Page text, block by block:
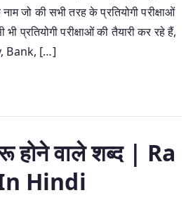
जो की सभी तरह के प्रतियोगी परीक्षाओं
प्रतियोगी परीक्षाओं की तैयारी कर रहे हैं,
Bank, […]
होने वाले शब्द | Ra
Hindi